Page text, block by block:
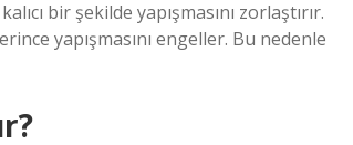
bir şekilde yapışmasını zorlaştırır.
yapışmasını engeller. Bu nedenle